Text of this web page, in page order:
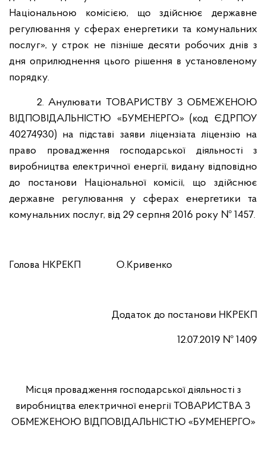
Національною комісією, що здійснює державне
регулювання у сферах енергетики та комунальних
послуг», у строк не пізніше десяти робочих днів з
дня оприлюднення цього рішення в установленому
порядку.
2. Анулювати ТОВАРИСТВУ З ОБМЕЖЕНОЮ
ВІДПОВІДАЛЬНІСТЮ «БУМЕНЕРГО» (код ЄДРПОУ
40274930) на підставі заяви ліцензіата ліцензію на
право провадження господарської діяльності з
виробництва електричної енергії, видану відповідно
до постанови Національної комісії, що здійснює
державне регулювання у сферах енергетики та
комунальних послуг, від 29 серпня 2016 року № 1457.
Голова НКРЕКП О.Кривенко
Додаток до постанови НКРЕКП
12.07.2019 № 1409
Місця провадження господарської діяльності з
виробництва електричної енергії ТОВАРИСТВА З
ОБМЕЖЕНОЮ ВІДПОВІДАЛЬНІСТЮ «БУМЕНЕРГО»